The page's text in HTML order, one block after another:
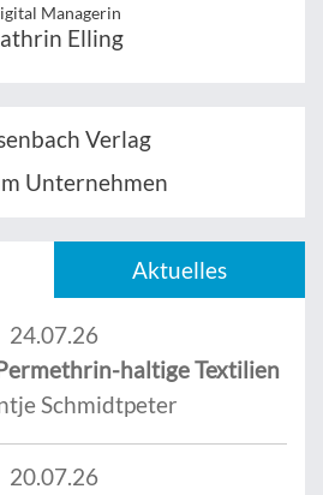
Managerin
Elling
Verlag
Unternehmen
Aktuelles
24.07.26
haltige Textilien
Schmidtpeter
20.07.26